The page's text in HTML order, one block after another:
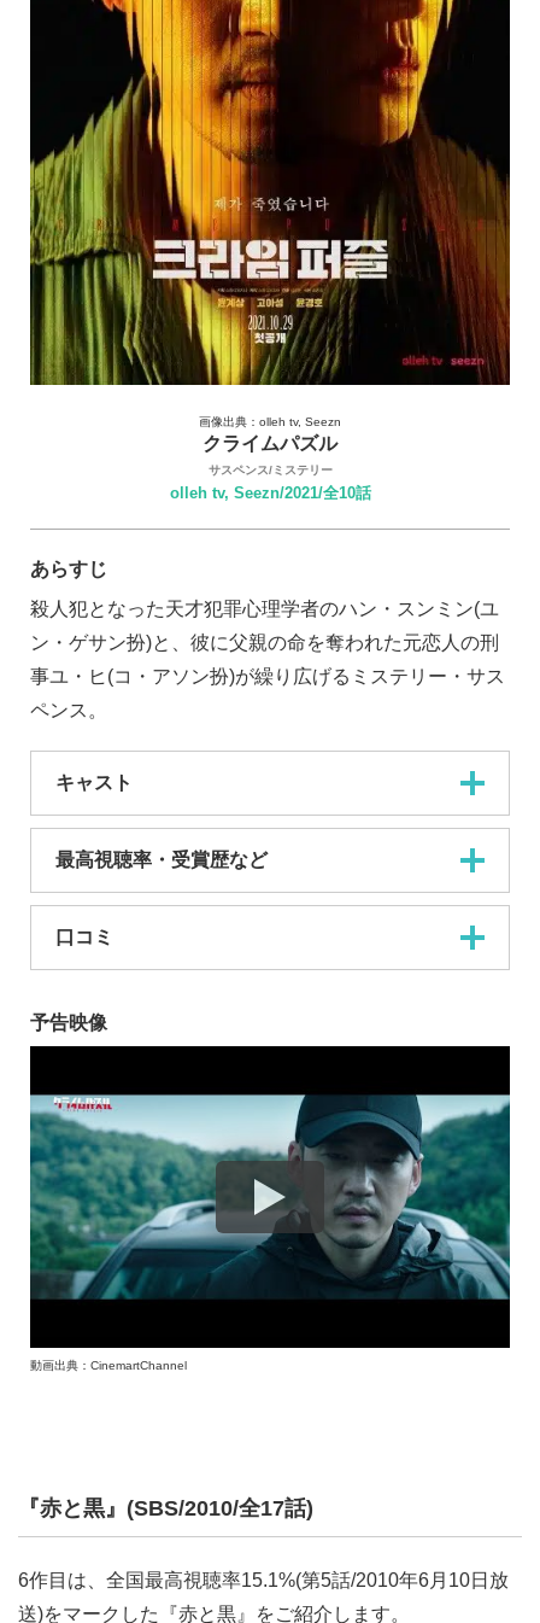
画像出典：olleh tv, Seezn
クライムパズル
サスペンス/ミステリー
olleh tv, Seezn/2021/全10話
あらすじ
殺人犯となった天才犯罪心理学者のハン・スンミン(ユ
ン・ゲサン扮)と、彼に父親の命を奪われた元恋人の刑
事ユ・ヒ(コ・アソン扮)が繰り広げるミステリー・サス
ペンス。
キャスト
最高視聴率・受賞歴など
口コミ
予告映像
動画出典：CinemartChannel
『赤と黒』(SBS/2010/全17話)
6作目は、全国最高視聴率15.1%(第5話/2010年6月10日放
送)をマークした『赤と黒』をご紹介します。